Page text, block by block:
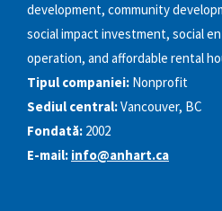
development, community
social impact investment, social
operation, and affordable rental
Tipul companiei: Nonprofit
Sediul central:Vancouver, BC
Fondată: 2002
E-mail: info@anhart.ca